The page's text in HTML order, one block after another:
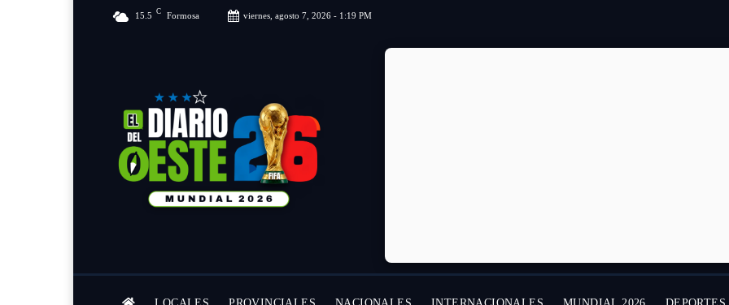
15.5 C Formosa viernes, agosto 7, 2026 - 1:19 PM